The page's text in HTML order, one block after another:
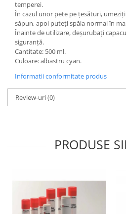
Comunicare
Dezvoltare timpurie
Experimente
Forme
Joc imaginativ
Jucării interactive
Lumina
Lumini si culori
Pregătire pentru școală
Pregătirea scrierii de mână
Mărgele de călcat HAMA
temperei.
În cazul unor pete pe țesături,
săpun, apoi puteți spăla normal în
Înainte de utilizare, deșurubați
siguranță.
Cantitate: 500 ml.
Culoare: albastru cyan.
Informatii conformitate produs
Review-uri(0)
PRODUSE